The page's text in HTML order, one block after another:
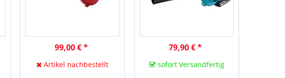
99,00 € *
Artikel nachbestellt
79,90 € *
sofort Versandfertig